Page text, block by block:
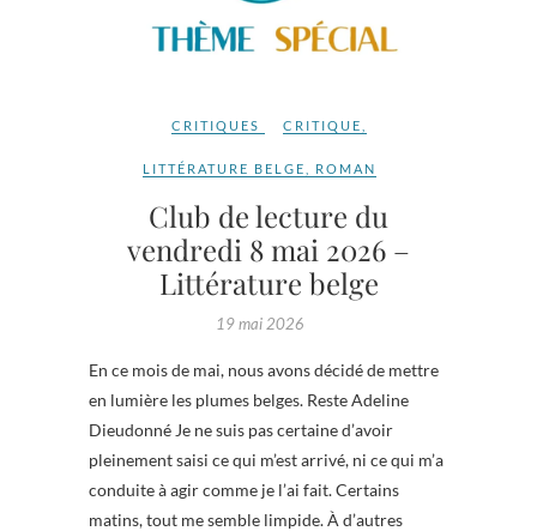
CRITIQUES CRITIQUE
LITTÉRATURE BELGE ROMAN
Club de lecture du
vendredi 8 mai 2026 –
Littérature belge
19 mai 2026
En ce mois de mai, nous avons décidé de mettre
en lumière les plumes belges. Reste Adeline
Dieudonné Je ne suis pas certaine d’avoir
pleinement saisi ce qui m’est arrivé, ni ce qui m’a
conduite à agir comme je l’ai fait. Certains
matins, tout me semble limpide. À d’autres